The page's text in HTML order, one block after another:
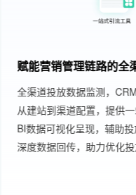
赋能营销管理链路的全
全渠道投放数据监测，
从建站到渠道配置，提供
BI数据可视化呈现，辅助
深度数据回传，助力优化